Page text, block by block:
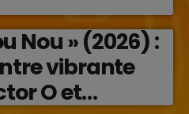
Nou » (2026) :
vibrante
O et